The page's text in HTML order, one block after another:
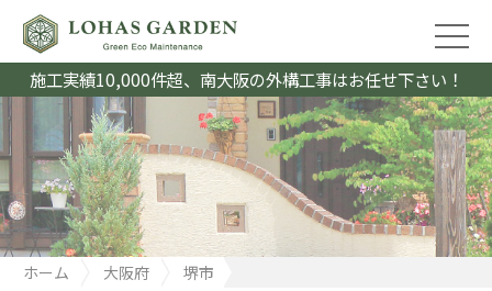
施工実績10,000件超、南大阪の外構工事はお任せ下さい！
ホーム 大阪府
堺市